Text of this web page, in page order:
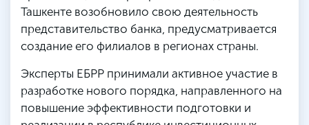
Ташкенте возобновило свою деятельность
представительство банка, предусматривается
создание его филиалов в регионах страны.
Эксперты ЕБРР принимали активное участие в
разработке нового порядка, направленного на
повышение эффективности подготовки и